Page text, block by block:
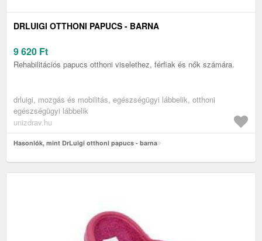
DRLUIGI OTTHONI PAPUCS - BARNA
9 620 Ft
Rehabilitációs papucs otthoni viselethez, férfiak és nők számára.
drluigi, mozgás és mobilitás, egészségügyi lábbelik, otthoni
egészségügyi lábbelik
unizdrav.hu
Hasonlók, mint DrLuigi otthoni papucs - barna